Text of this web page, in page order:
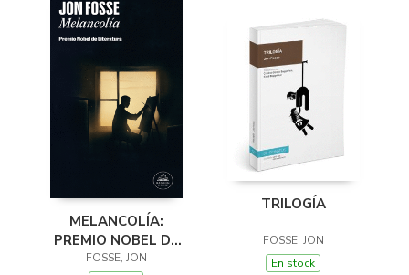
MELANCOLÍA:
PREMIO NOBEL DE
LITERATURA 2023
FOSSE, JON
TRILOGÍA
FOSSE, JON
En stock